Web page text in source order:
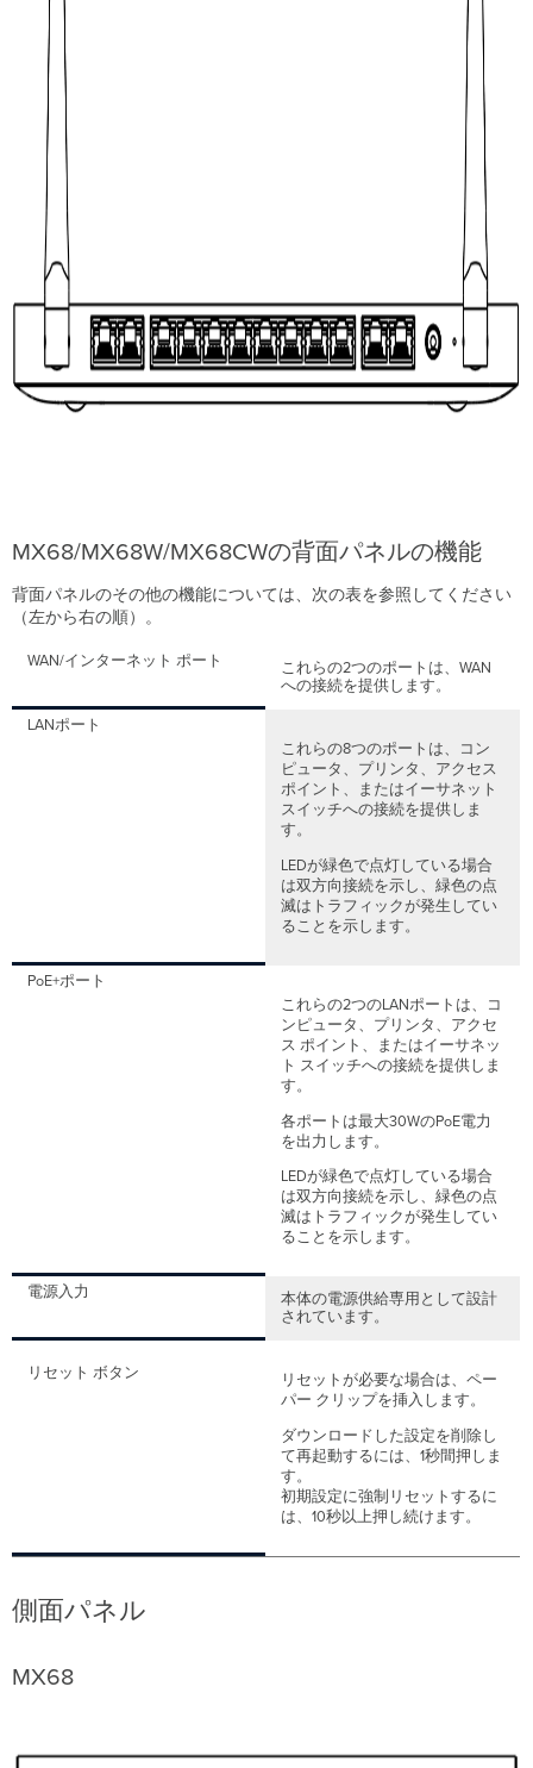
MX68/MX68W/MX68CWの背面パネルの機能
背面パネルのその他の機能については、次の表を参照してください
（左から右の順）。
WAN/インターネット ポート
これらの2つのポートは、WAN
への接続を提供します。
LANポート
これらの8つのポートは、コン
ピュータ、プリンタ、アクセス
ポイント、またはイーサネット
スイッチへの接続を提供しま
す。
LEDが緑色で点灯している場合
は双方向接続を示し、緑色の点
滅はトラフィックが発生してい
ることを示します。
PoE+ポート
これらの2つのLANポートは、コ
ンピュータ、プリンタ、アクセ
ス ポイント、またはイーサネッ
ト スイッチへの接続を提供しま
す。
各ポートは最大30WのPoE電力
を出力します。
LEDが緑色で点灯している場合
は双方向接続を示し、緑色の点
滅はトラフィックが発生してい
ることを示します。
電源入力
本体の電源供給専用として設計
されています。
リセット ボタン
リセットが必要な場合は、ペー
パー クリップを挿入します。
ダウンロードした設定を削除し
て再起動するには、1秒間押しま
す。
初期設定に強制リセットするに
は、10秒以上押し続けます。
側面パネル
MX68